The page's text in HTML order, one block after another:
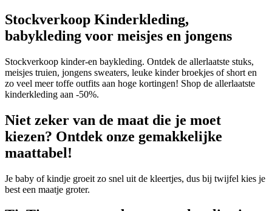
Stockverkoop Kinderkleding,
babykleding voor meisjes en jongens
Stockverkoop kinder-en baykleding. Ontdek de allerlaatste stuks,
meisjes truien, jongens sweaters, leuke kinder broekjes of short en
zo veel meer toffe outfits aan hoge kortingen! Shop de allerlaatste
kinderkleding aan -50%.
Niet zeker van de maat die je moet
kiezen? Ontdek onze gemakkelijke
maattabel!
Je baby of kindje groeit zo snel uit de kleertjes, dus bij twijfel kies je
best een maatje groter.